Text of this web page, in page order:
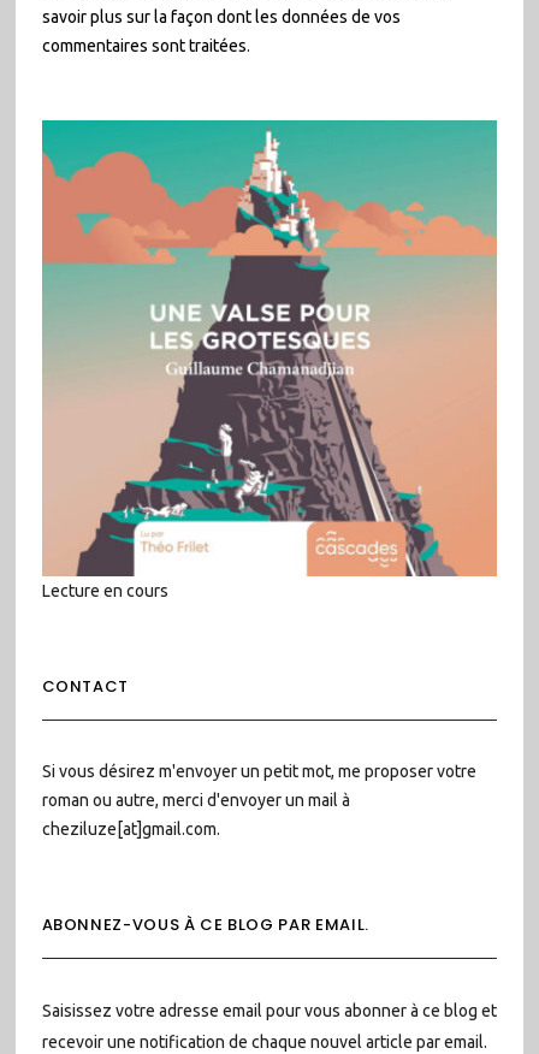
savoir plus sur la façon dont les données de vos
commentaires sont traitées.
Lecture en cours
CONTACT
Si vous désirez m'envoyer un petit mot, me proposer votre
roman ou autre, merci d'envoyer un mail à
cheziluze[at]gmail.com.
ABONNEZ-VOUS À CE BLOG PAR EMAIL.
Saisissez votre adresse email pour vous abonner à ce blog et
recevoir une notification de chaque nouvel article par email.